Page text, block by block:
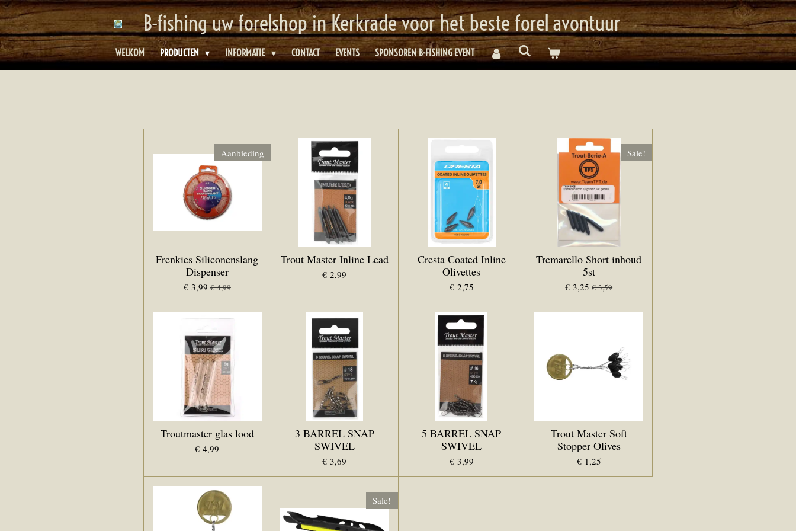
Ga
direct
naar
de
B-fishing uw forelshop in Kerkrade voor het beste forel avontuur
WELKOM PRODUCTEN INFORMATIE CONTACT EVENTS SPONSOREN B-FISHING EVENT
Aanbieding
Frenkies Siliconenslang
Dispenser
€ 3,99 € 4,99
Trout Master Inline Lead
€ 2,99
Cresta Coated Inline
Olivettes
€ 2,75
Sale!
Tremarello Short inhoud
5st
€ 3,25 € 3,59
Troutmaster glas lood
€ 4,99
3 BARREL SNAP
SWIVEL
€ 3,69
5 BARREL SNAP
SWIVEL
€ 3,99
Trout Master Soft
Stopper Olives
€ 1,25
Sale!